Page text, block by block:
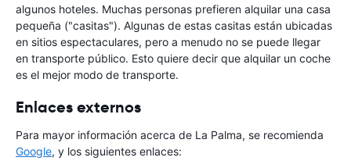
algunos hoteles. Muchas personas prefieren alquilar una casa
pequeña ("casitas"). Algunas de estas casitas están ubicadas
en sitios espectaculares, pero a menudo no se puede llegar
en transporte público. Esto quiere decir que alquilar un coche
es el mejor modo de transporte.
Enlaces externos
Para mayor información acerca de La Palma, se recomienda
Google, y los siguientes enlaces: